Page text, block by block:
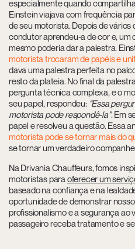
especialmente quando
Einstein viajava com frequência
de seu motorista. Depois de
condutor aprendeu-a de cor e, um
mesmo poderia dar a palestra.
motorista trocaram de papéis e
dava uma palestra perfeita no
resto da plateia. No final da
pergunta técnica complexa, e o
seu papel, respondeu: “Essa
motorista pode respondê-la”. Em
papel e resolveu a questão. Essa
motorista pode se tornar mais do
se tornar um verdadeiro
Na Drivania Chauffeurs, fomos
motoristas para oferecer um
baseado na confiança e na
oportunidade de demonstrar
profissionalismo e a segurança ao
passageiro receba tratamento e